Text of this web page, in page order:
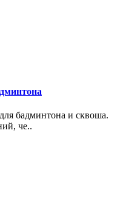
бадминтона и сквоша.
че..